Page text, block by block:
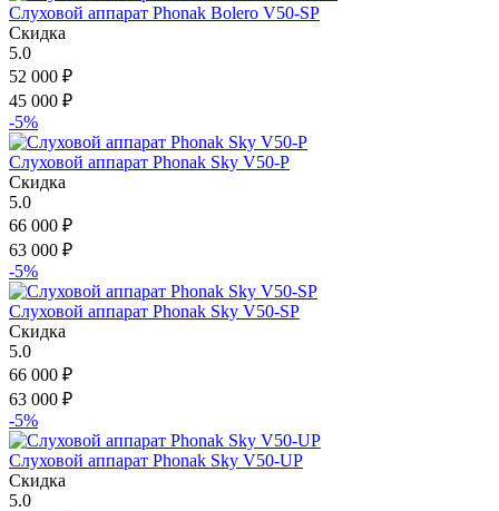
Слуховой аппарат Phonak Bolero V50-SP
Скидка
5.0
52 000 ₽
45 000 ₽
-5%
Слуховой аппарат Phonak Sky V50-P
Скидка
5.0
66 000 ₽
63 000 ₽
-5%
Слуховой аппарат Phonak Sky V50-SP
Скидка
5.0
66 000 ₽
63 000 ₽
-5%
Слуховой аппарат Phonak Sky V50-UP
Скидка
5.0